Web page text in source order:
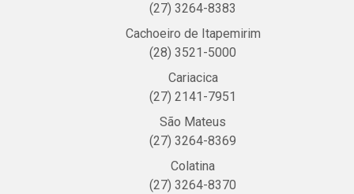
(27) 3264-8383
Cachoeiro de Itapemirim
(28) 3521-5000
Cariacica
(27) 2141-7951
São Mateus
(27) 3264-8369
Colatina
(27) 3264-8370